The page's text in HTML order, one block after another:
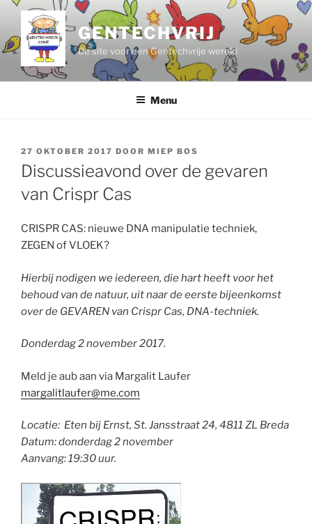
de
inhoud
GENTECHVRIJ
De site voor een Gentechvrije wereld
Menu
GEPLAATST
OP
27 OKTOBER 2017 DOOR MIEP BOS
Discussieavond over de gevaren
van Crispr Cas
CRISPR CAS: nieuwe DNA manipulatie techniek,
ZEGEN of VLOEK?
Hierbij nodigen we iedereen, die hart heeft voor het
behoud van de natuur, uit naar de eerste bijeenkomst
over de GEVAREN van Crispr Cas, DNA-techniek.
Donderdag 2 november 2017.
Meld je aub aan via Margalit Laufer
margalitlaufer@me.com
Locatie: Eten bij Ernst, St. Jansstraat 24, 4811 ZL Breda
Datum: donderdag 2 november
Aanvang: 19:30 uur.